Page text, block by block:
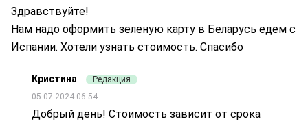
Здравствуйте!
Нам надо оформить зеленую карту в Беларусь едем с
Испании. Хотели узнать стоимость. Спасибо
Кристина
Редакция
05.07.2024 06:54
Добрый день! Стоимость зависит от срока